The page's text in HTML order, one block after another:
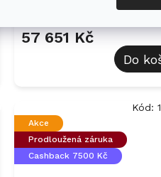
57 651 Kč
Do
Akce
Prodloužená záruka
Cashback 7500 Kč
Kód: